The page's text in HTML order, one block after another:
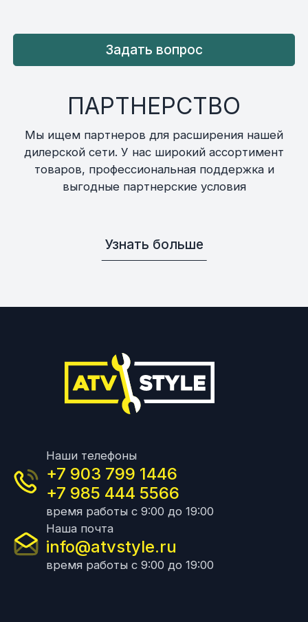
Задать вопрос
ПАРТНЕРСТВО
Мы ищем партнеров для расширения нашей
дилерской сети. У нас широкий ассортимент
товаров, профессиональная поддержка и
выгодные партнерские условия
Узнать больше
Наши телефоны
+7 903 799 1446
+7 985 444 5566
время работы с 9:00 до 19:00
Наша почта
info@atvstyle.ru
время работы с 9:00 до 19:00